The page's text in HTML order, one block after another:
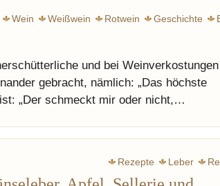
Wein Weißwein Rotwein Geschichte
und bei Weinverkostungen
gebracht, nämlich: „Das höchste
„Der schmeckt mir oder nicht,…
Rezepte Leber